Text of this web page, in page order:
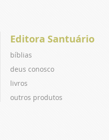
Editora Santuário
bíblias
deus conosco
livros
outros produtos